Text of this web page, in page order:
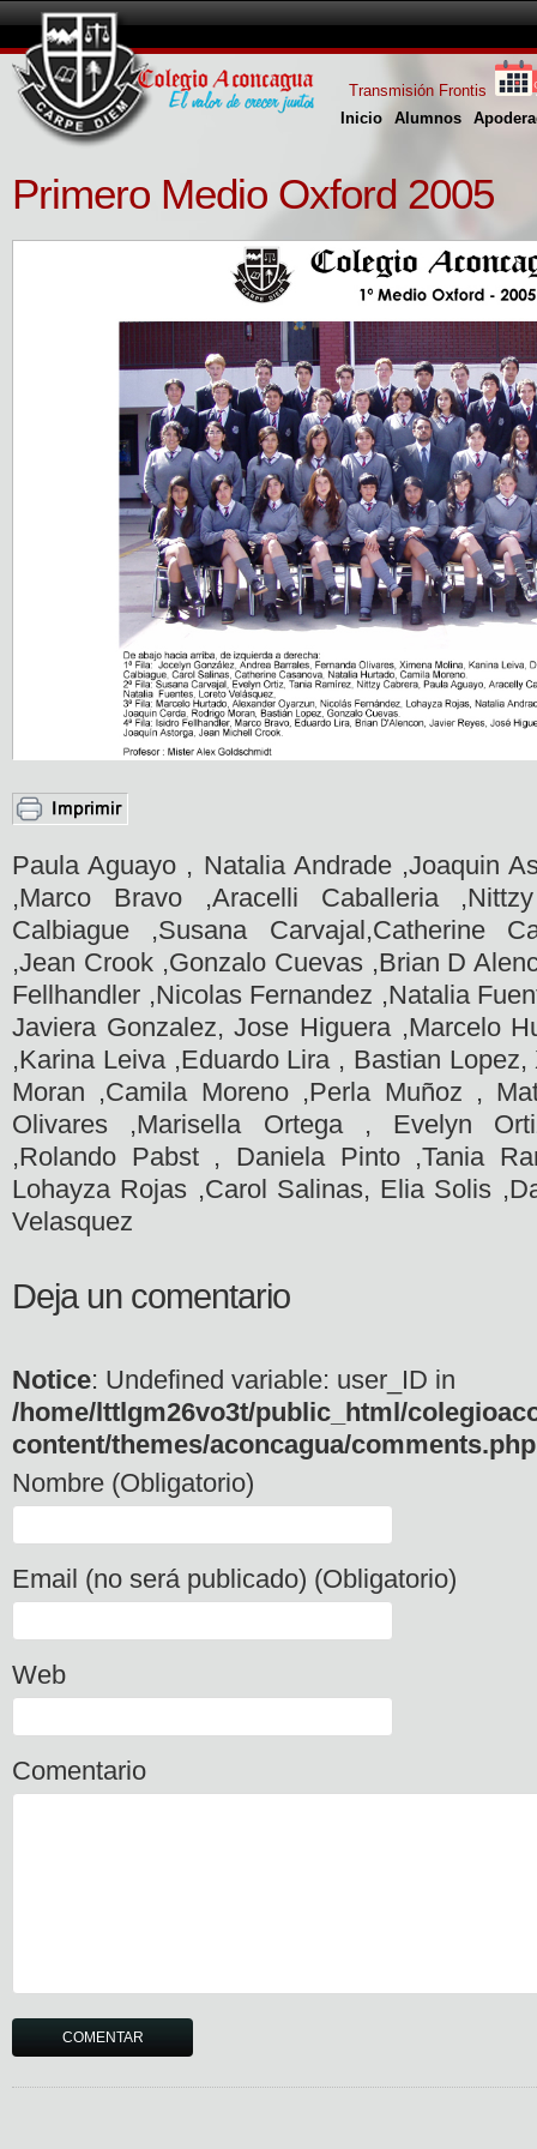
Inicio Alumnos
Transmisión Frontis
Primero Medio Oxford 2005
Paula Aguayo , Natalia Andrade ,Joaquin
,Marco Bravo ,Aracelli Caballeria
Calbiague ,Susana Carvajal,Catherine
,Jean Crook ,Gonzalo Cuevas ,Brian D
Fellhandler ,Nicolas Fernandez ,Natalia
Javiera Gonzalez, Jose Higuera ,Marcelo
,Karina Leiva ,Eduardo Lira , Bastian
Moran ,Camila Moreno ,Perla Muñoz ,
Olivares ,Marisella Ortega , Evelyn
,Rolando Pabst , Daniela Pinto ,Tania
Lohayza Rojas ,Carol Salinas, Elia Solis
Velasquez
Deja un comentario
Notice: Undefined variable: user_ID in
/home/lttlgm26vo3t/public_html/
content/themes/aconcagua/comments.php
Nombre (Obligatorio)
Email (no será publicado) (Obligatorio)
Web
Comentario